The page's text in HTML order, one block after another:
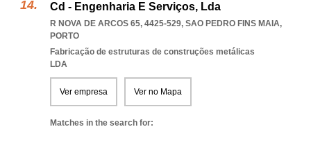
Cd - Engenharia E Serviços, Lda
R NOVA DE ARCOS 65, 4425-529, SAO PEDRO FINS MAIA,
PORTO
Fabricação de estruturas de construções metálicas
LDA
Ver empresa Ver no Mapa
Matches in the search for: